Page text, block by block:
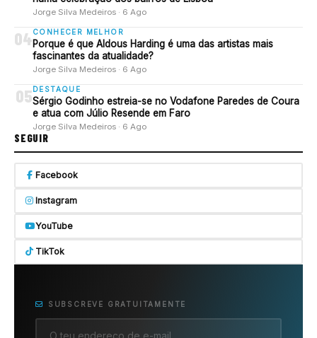
Jorge Silva Medeiros · 6 Ago
04CONHECER MELHOR
Porque é que Aldous Harding é uma das artistas mais
fascinantes da atualidade?
Jorge Silva Medeiros · 6 Ago
05 DESTAQUE
Sérgio Godinho estreia-se no Vodafone Paredes de Coura
e atua com Júlio Resende em Faro
Jorge Silva Medeiros · 6 Ago
SEGUIR
Facebook
Instagram
YouTube
TikTok
SUBSCREVE GRATUITAMENTE